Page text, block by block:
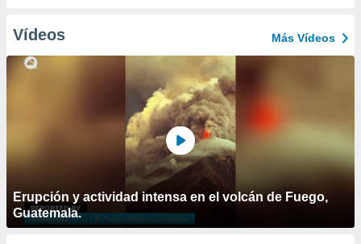
Vídeos Más Vídeos
Erupción y actividad intensa en el volcán de Fuego,
Guatemala.